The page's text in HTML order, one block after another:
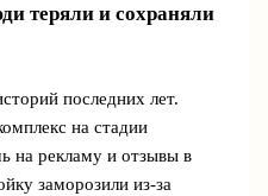
теряли и сохраняли
последних лет.
на стадии
на рекламу и отзывы в
заморозили из‑за